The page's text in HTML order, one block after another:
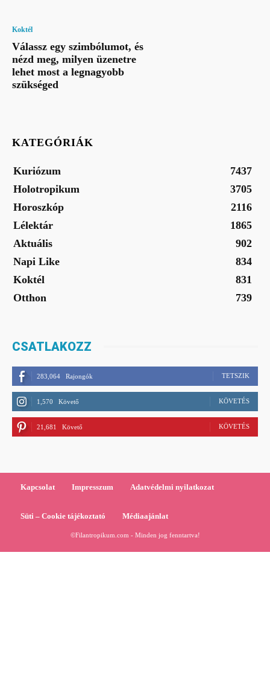
Koktél
Válassz egy szimbólumot, és
nézd meg, milyen üzenetre
lehet most a legnagyobb
szükséged
KATEGÓRIÁK
Kuriózum
7437
Holotropikum
3705
Horoszkóp
2116
Lélektár
1865
Aktuális
902
Napi Like
834
Koktél
831
Otthon
739
CSATLAKOZZ
283,064 Rajongók TETSZIK
1,570 Követő KÖVETÉS
21,681 Követő KÖVETÉS
Kapcsolat Impresszum Adatvédelmi nyilatkozat
Süti – Cookie tájékoztató Médiaajánlat
©Filantropikum.com - Minden jog fenntartva!